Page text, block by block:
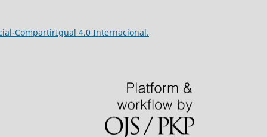
CompartirIgual 4.0 Internacional.